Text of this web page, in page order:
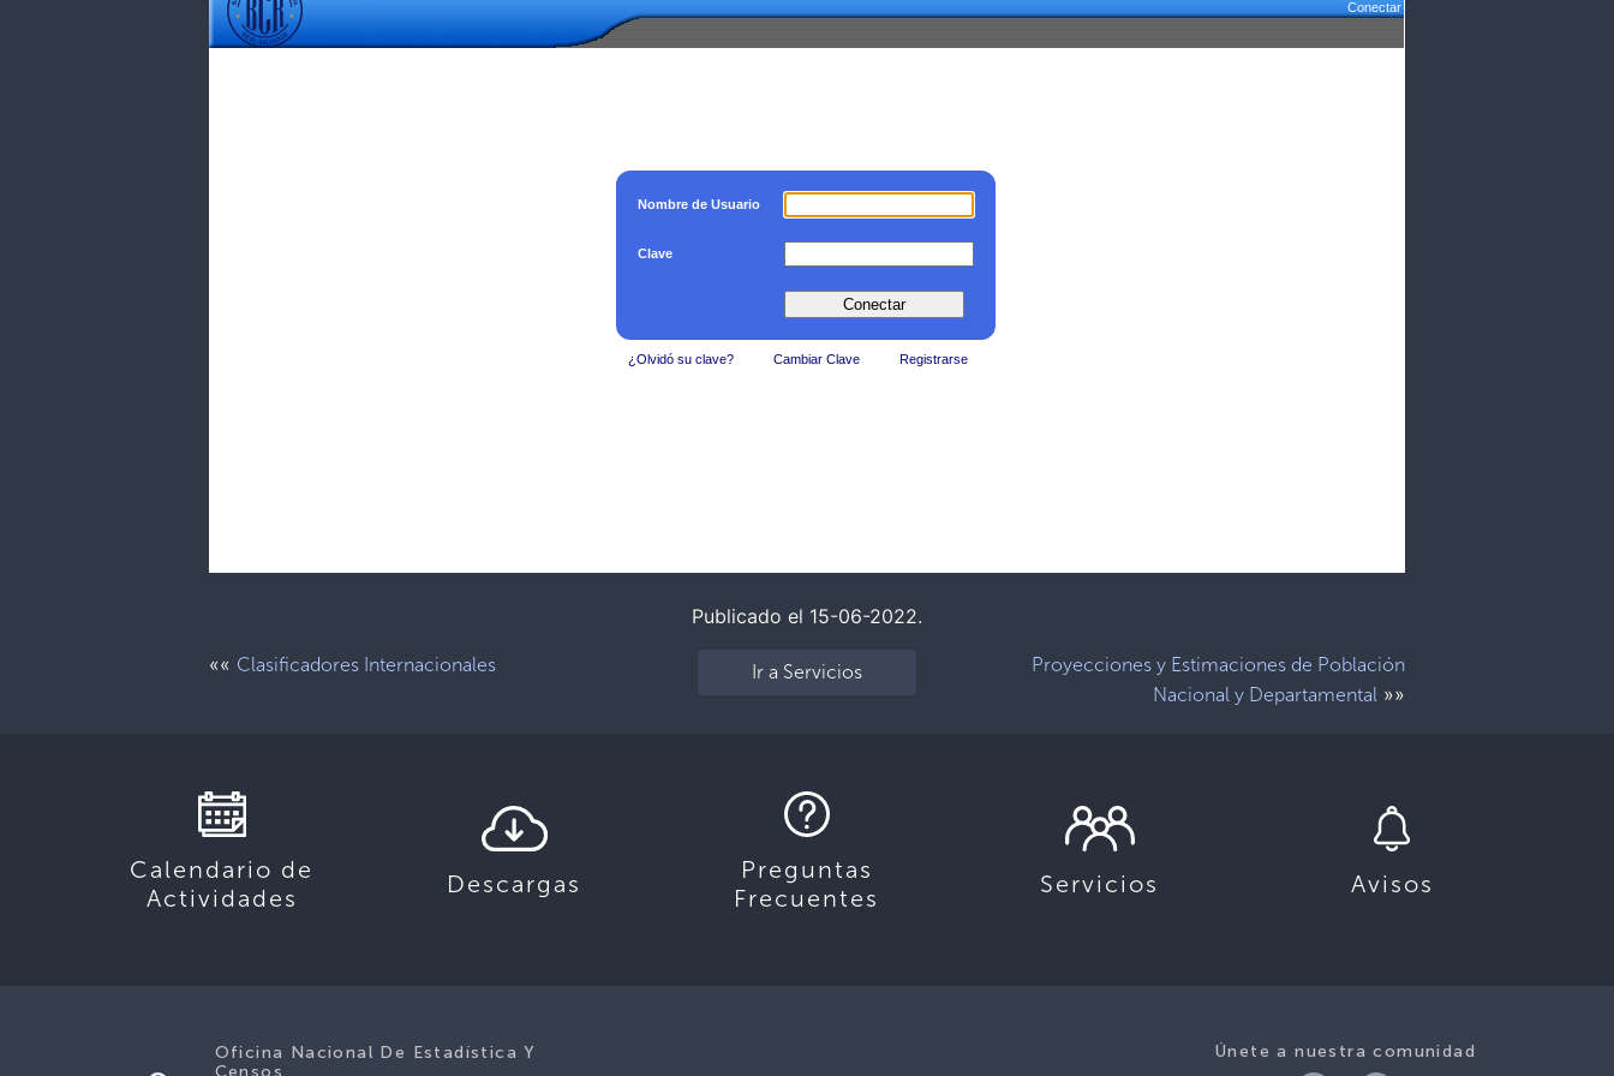
Publicado el 15-06-2022.
«« Clasificadores Internacionales Ir a Servicios
Proyecciones y Estimaciones de Población
Nacional y Departamental»»
Calendario de
Actividades
Descargas
Preguntas
Frecuentes
Servicios Avisos
Únete a nuestra comunidad
Oficina Nacional De Estadística Y
Censos